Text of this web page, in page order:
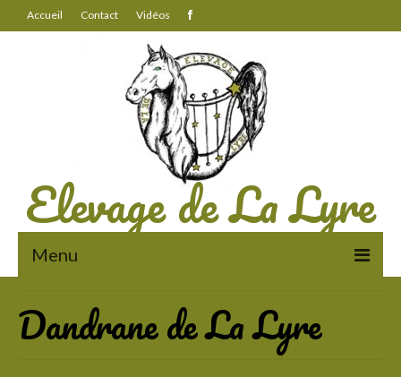
Accueil Contact Vidéos
Elevage de La Lyre
Menu
Des chevaux au travail
Dandrane de La Lyre